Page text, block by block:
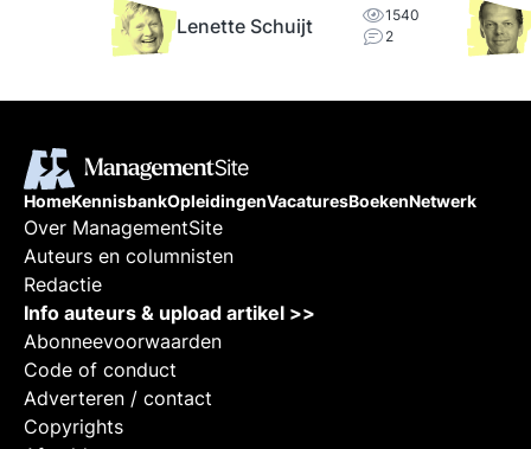
Lenette Schuijt
1540
2
HomeKennisbankOpleidingenVacaturesBoekenNetwerk
Over ManagementSite
Auteurs en columnisten
Redactie
Info auteurs & upload artikel >>
Abonneevoorwaarden
Code of conduct
Adverteren / contact
Copyrights